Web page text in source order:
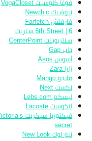
فوغا كلوسيت VogaCloset
نيوشيك Newchic
فارفتش Farfetch
6th Street | 6 ستريت
سنتربوينت CenterPoint
جاب Gap
أسوس Asos
زارا Zara
مانجو Mango
نكست Next
لبسكم Lebs.com
لاكوست Lacoste
فيكتوريا سيكريت Victoria’s
secret
نيو لوك New Look